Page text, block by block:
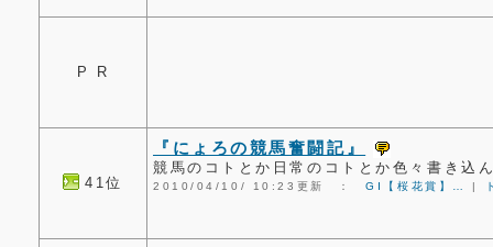
P R
41位
『にょろの競馬奮闘記』
競馬のコトとか日常のコトとか色々書き込
2010/04/10/ 10:23更新 ：GⅠ【桜花賞】… |